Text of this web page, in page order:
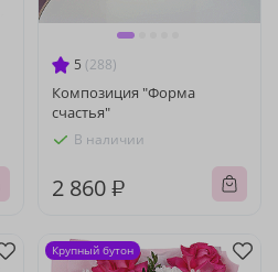
5 (288)
Композиция "Форма
счастья"
В наличии
2 860 ₽
Крупный бутон